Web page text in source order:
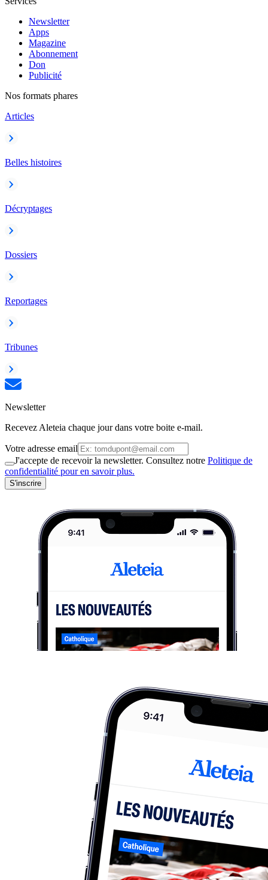
Newsletter
Apps
Magazine
Abonnement
Don
Publicité
Nos formats phares
Articles
Belles histoires
Décryptages
Dossiers
Reportages
Tribunes
Newsletter
Recevez Aleteia chaque jour dans votre boite e-mail.
Votre adresse email
J'accepte de recevoir la newsletter. Consultez notre Politique de
confidentialité pour en savoir plus.
S'inscrire